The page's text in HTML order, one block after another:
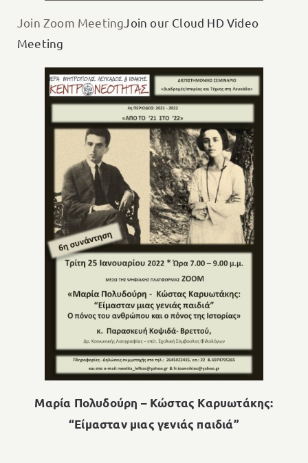
Join Zoom Meeting Join our Cloud HD Video
Meeting
Μαρία Πολυδούρη – Κώστας Καρυωτάκης:
“Είμασταν μιας γενιάς παιδιά”